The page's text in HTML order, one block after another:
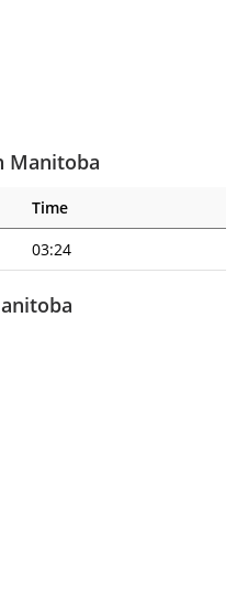
Manitoba
Time
03:24